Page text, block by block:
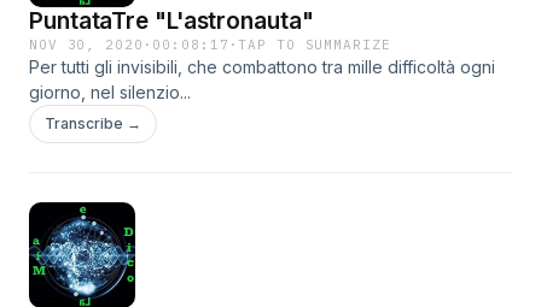
PuntataTre "L'astronauta"
NOV 30, 2020 · 00:08:17 ·TAP TO SUMMARIZE
Per tutti gli invisibili, che combattono tra mille difficoltà ogni
giorno, nel silenzio...
Transcribe →